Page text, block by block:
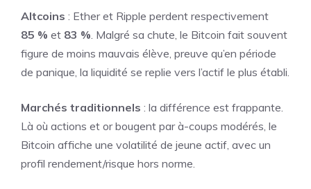
Altcoins : Ether et Ripple perdent respectivement
85 % et 83 %. Malgré sa chute, le Bitcoin fait souvent
figure de moins mauvais élève, preuve qu’en période
de panique, la liquidité se replie vers l’actif le plus établi.
Marchés traditionnels : la différence est frappante.
Là où actions et or bougent par à-coups modérés, le
Bitcoin affiche une volatilité de jeune actif, avec un
profil rendement/risque hors norme.